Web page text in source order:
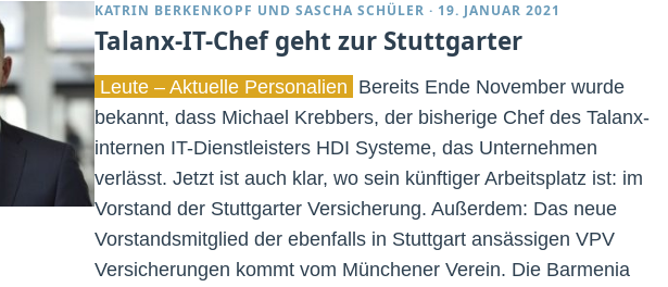
KATRIN BERKENKOPF UND SASCHA SCHÜLER · 19. JANUAR 2021
Talanx-IT-Chef geht zur Stuttgarter
Leute – Aktuelle Personalien Bereits Ende November wurde
bekannt, dass Michael Krebbers, der bisherige Chef des Talanx-
internen IT-Dienstleisters HDI Systeme, das Unternehmen
verlässt. Jetzt ist auch klar, wo sein künftiger Arbeitsplatz ist: im
Vorstand der Stuttgarter Versicherung. Außerdem: Das neue
Vorstandsmitglied der ebenfalls in Stuttgart ansässigen VPV
Versicherungen kommt vom Münchener Verein. Die Barmenia